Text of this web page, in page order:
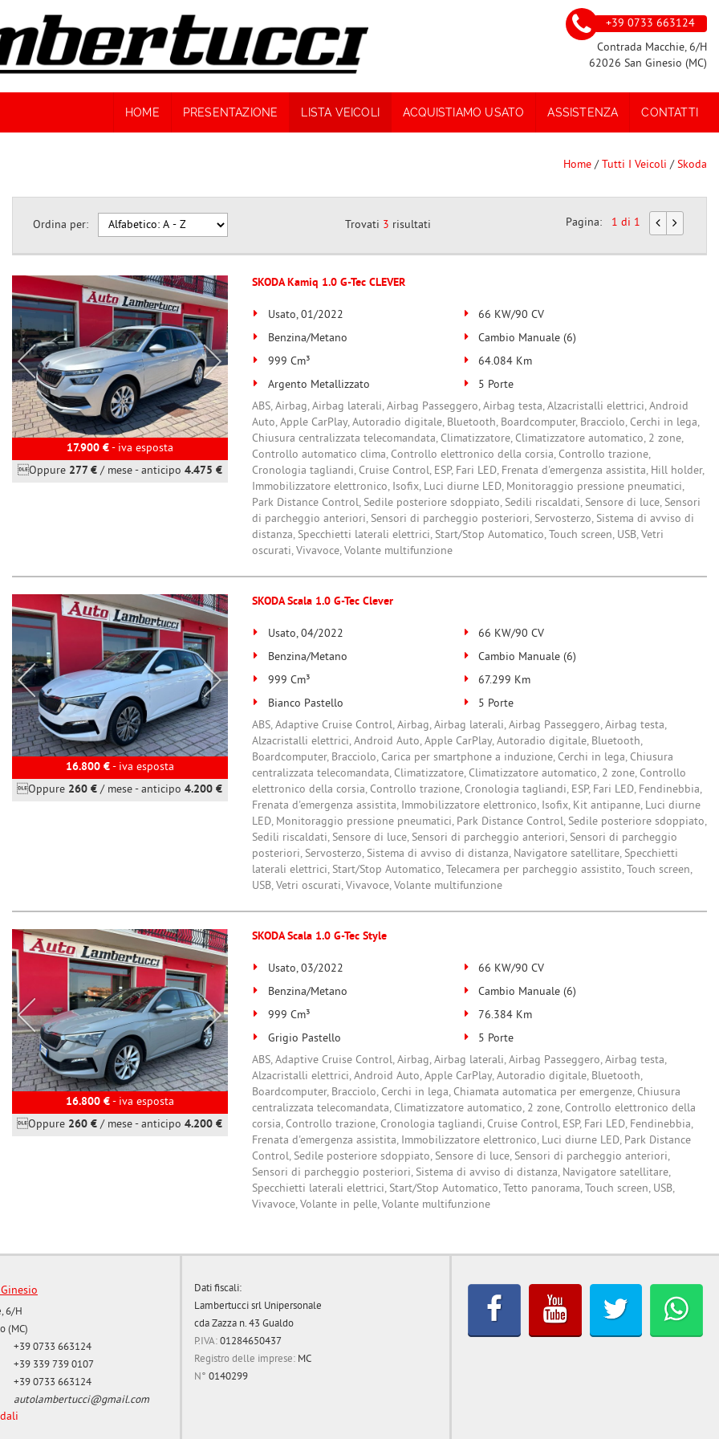
+39 0733 663124
Contrada Macchie, 6/H
62026 San Ginesio (MC)
HOME PRESENTAZIONE LISTA VEICOLI ACQUISTIAMO USATO ASSISTENZA CONTATTI
Home /Tutti I Veicoli /Skoda
Ordina per: Trovati 3 risultati Pagina: 1 di 1
17.900 €- iva esposta
Oppure 277 €/ mese-anticipo 4.475 €
SKODA Kamiq 1.0 G-Tec CLEVER
Usato, 01/2022
66 KW/90 CV
Benzina/Metano
Cambio Manuale (6)
999 Cm³
64.084 Km
Argento Metallizzato
5 Porte
ABS, Airbag, Airbag laterali, Airbag Passeggero, Airbag testa, Alzacristalli elettrici, Android
Auto, Apple CarPlay, Autoradio digitale, Bluetooth, Boardcomputer, Bracciolo, Cerchi in lega,
Chiusura centralizzata telecomandata, Climatizzatore, Climatizzatore automatico, 2 zone,
Controllo automatico clima, Controllo elettronico della corsia, Controllo trazione,
Cronologia tagliandi, Cruise Control, ESP, Fari LED, Frenata d'emergenza assistita, Hill holder,
Immobilizzatore elettronico, Isofix, Luci diurne LED, Monitoraggio pressione pneumatici,
Park Distance Control, Sedile posteriore sdoppiato, Sedili riscaldati, Sensore di luce, Sensori
di parcheggio anteriori, Sensori di parcheggio posteriori, Servosterzo, Sistema di avviso di
distanza, Specchietti laterali elettrici, Start/Stop Automatico, Touch screen, USB, Vetri
oscurati, Vivavoce, Volante multifunzione
16.800 €- iva esposta
Oppure 260 € / mese-anticipo4.200 €
SKODA Scala 1.0 G-Tec Clever
Usato, 04/2022
66 KW/90 CV
Benzina/Metano
Cambio Manuale (6)
999 Cm³
67.299 Km
Bianco Pastello
5 Porte
ABS, Adaptive Cruise Control, Airbag, Airbag laterali, Airbag Passeggero, Airbag testa,
Alzacristalli elettrici, Android Auto, Apple CarPlay, Autoradio digitale, Bluetooth,
Boardcomputer, Bracciolo, Carica per smartphone a induzione, Cerchi in lega, Chiusura
centralizzata telecomandata, Climatizzatore, Climatizzatore automatico, 2 zone, Controllo
elettronico della corsia, Controllo trazione, Cronologia tagliandi, ESP, Fari LED, Fendinebbia,
Frenata d'emergenza assistita, Immobilizzatore elettronico, Isofix, Kit antipanne, Luci diurne
LED, Monitoraggio pressione pneumatici, Park Distance Control, Sedile posteriore sdoppiato,
Sedili riscaldati, Sensore di luce, Sensori di parcheggio anteriori, Sensori di parcheggio
posteriori, Servosterzo, Sistema di avviso di distanza, Navigatore satellitare, Specchietti
laterali elettrici, Start/Stop Automatico, Telecamera per parcheggio assistito, Touch screen,
USB, Vetri oscurati, Vivavoce, Volante multifunzione
16.800 €- iva esposta
Oppure 260 € / mese-anticipo4.200 €
SKODA Scala 1.0 G-Tec Style
Usato, 03/2022
66 KW/90 CV
Benzina/Metano
Cambio Manuale (6)
999 Cm³
76.384 Km
Grigio Pastello
5 Porte
ABS, Adaptive Cruise Control, Airbag, Airbag laterali, Airbag Passeggero, Airbag testa,
Alzacristalli elettrici, Android Auto, Apple CarPlay, Autoradio digitale, Bluetooth,
Boardcomputer, Bracciolo, Cerchi in lega, Chiamata automatica per emergenze, Chiusura
centralizzata telecomandata, Climatizzatore automatico, 2 zone, Controllo elettronico della
corsia, Controllo trazione, Cronologia tagliandi, Cruise Control, ESP, Fari LED, Fendinebbia,
Frenata d'emergenza assistita, Immobilizzatore elettronico, Luci diurne LED, Park Distance
Control, Sedile posteriore sdoppiato, Sensore di luce, Sensori di parcheggio anteriori,
Sensori di parcheggio posteriori, Sistema di avviso di distanza, Navigatore satellitare,
Specchietti laterali elettrici, Start/Stop Automatico, Tetto panorama, Touch screen, USB,
Vivavoce, Volante in pelle, Volante multifunzione
6/H
(MC)
+39 0733 663124
+39 339 739 0107
+39 0733 663124
autolambertucci@gmail.com
Dati fiscali:
Lambertucci srl Unipersonale
cda Zazza n. 43 Gualdo
P.IVA:01284650437
Registro delle imprese: MC
N° 0140299